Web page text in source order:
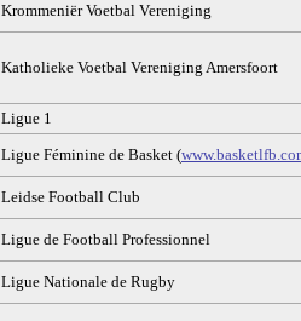
Krommeniër Voetbal Vereniging
Katholieke Voetbal Vereniging Amersfoort
Ligue 1
Ligue Féminine de Basket (
Leidse Football Club
Ligue de Football Professionnel
Ligue Nationale de Rugby